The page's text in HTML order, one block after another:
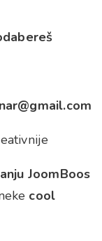
JoomBoos
cool